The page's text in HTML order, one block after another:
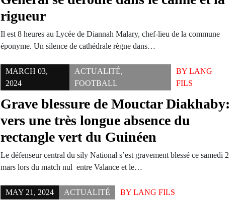
rigueur
Il est 8 heures au Lycée de Diannah Malary, chef-lieu de la commune
éponyme. Un silence de cathédrale règne dans…
MARCH 03,
2024
ACTUALITÉ,
FOOTBALL
BY LANG
FILS
Grave blessure de Mouctar Diakhaby:
vers une très longue absence du
rectangle vert du Guinéen
Le défenseur central du sily National s’est gravement blessé ce samedi 2
mars lors du match nul entre Valance et le…
MAY 21, 2024 ACTUALITÉ BYLANG FILS